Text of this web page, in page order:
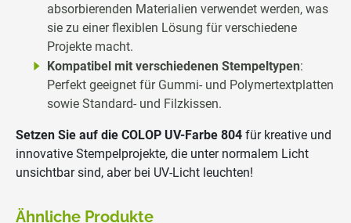
absorbierenden Materialien verwendet werden, was
sie zu einer flexiblen Lösung für verschiedene
Projekte macht.
Kompatibel mit verschiedenen Stempeltypen:
Perfekt geeignet für Gummi- und Polymertextplatten
sowie Standard- und Filzkissen.
Setzen Sie auf die COLOP UV-Farbe 804 für kreative und
innovative Stempelprojekte, die unter normalem Licht
unsichtbar sind, aber bei UV-Licht leuchten!
Ähnliche Produkte